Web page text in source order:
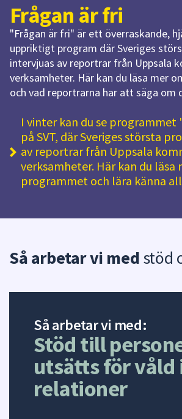
Frågan ärfri
"Frågan är fri" är ett överraskande,
uppriktigt program där Sveriges
intervjuas av reportrar från Uppsala
verksamheter. Här kan du läsa mer
och vad reportrarna har att säga om
I vinter kan du se programmet
på SVT, där Sveriges största
av reportrar från Uppsala
verksamheter. Här kan du läsa
programmet och lära känna
Så arbetar vi medstöd
Så arbetar vi med:
Stöd till
utsätts för våld
relationer